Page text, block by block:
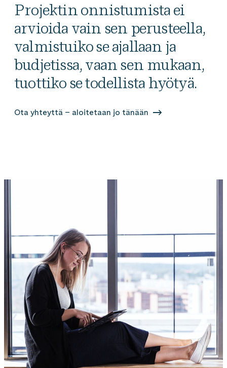
Projektin onnistumista ei
arvioida vain sen perusteella,
valmistuiko se ajallaan ja
budjetissa, vaan sen mukaan,
tuottiko se todellista hyötyä.
Ota yhteyttä – aloitetaan jo tänään